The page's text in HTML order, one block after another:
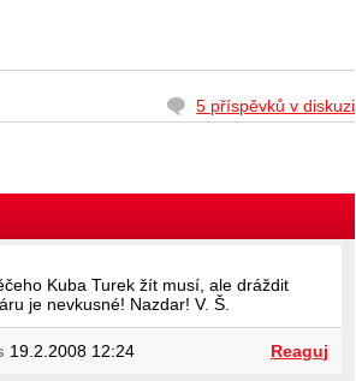
5 příspěvků v diskuzi
Kuba Turek žít musí, ale dráždit
je nevkusné! Nazdar! V. Š.
19.2.2008 12:24 Reaguj